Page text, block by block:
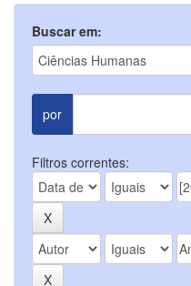
Buscar em:
por
Filtros correntes: